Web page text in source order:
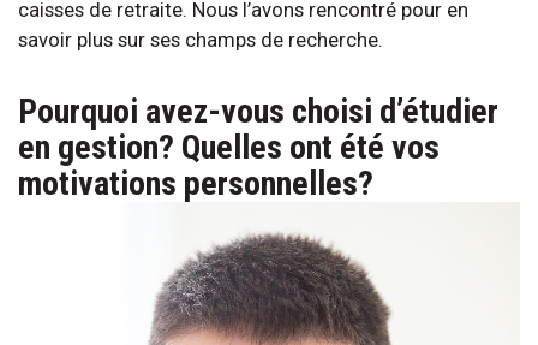
caisses de retraite. Nous l’avons rencontré pour en
savoir plus sur ses champs de recherche.
Pourquoi avez-vous choisi d’étudier
en gestion? Quelles ont été vos
motivations personnelles?